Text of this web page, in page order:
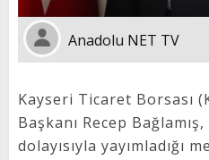
Anadolu NET TV
Kayseri Ticaret Borsası
Başkanı Recep
dolayısıyla yayımladığı